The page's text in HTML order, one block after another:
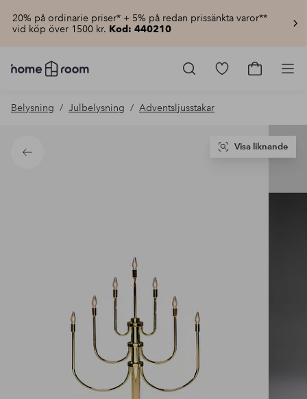
20% på ordinarie priser* + 5% på redan prissänkta varor**
vid köp över 1500 kr. Kod: 440210
Homeroom
–
hemmet
pris
Gå
Gå
Belysning Julbelysning Adventsljusstakar
Tillbaka
Visa liknande